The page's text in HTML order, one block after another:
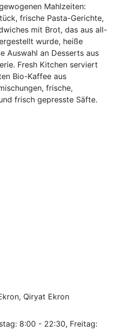
Mahlzeiten:
frische Pasta-Gerichte,
mit Brot, das aus all-
wurde, heiße
Auswahl an Desserts aus
Fresh Kitchen serviert
Bio-Kaffee aus
frische,
frisch gepresste Säfte.
Qiryat Ekron
8:00 - 22:30, Freitag: